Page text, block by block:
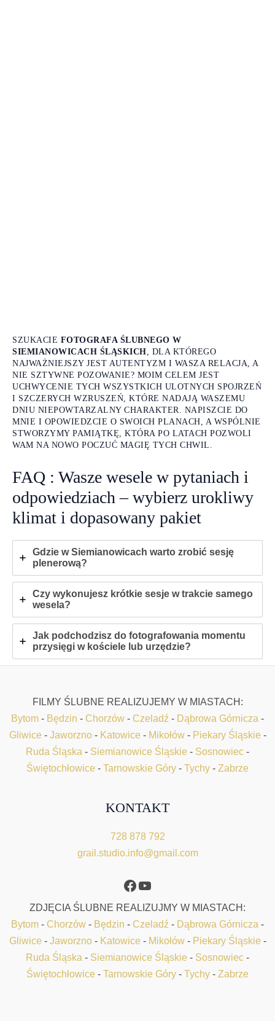
SZUKACIE FOTOGRAFA ŚLUBNEGO W
SIEMIANOWICACH ŚLĄSKICH, DLA KTÓREGO
NAJWAŻNIEJSZY JEST AUTENTYZM I WASZA RELACJA, A
NIE SZTYWNE POZOWANIE? MOIM CELEM JEST
UCHWYCENIE TYCH WSZYSTKICH ULOTNYCH SPOJRZEŃ
I SZCZERYCH WZRUSZEŃ, KTÓRE NADAJĄ WASZEMU
DNIU NIEPOWTARZALNY CHARAKTER. NAPISZCIE DO
MNIE I OPOWIEDZCIE O SWOICH PLANACH, A WSPÓLNIE
STWORZYMY PAMIĄTKĘ, KTÓRA PO LATACH POZWOLI
WAM NA NOWO POCZUĆ MAGIĘ TYCH CHWIL.
FAQ : Wasze wesele w pytaniach i
odpowiedziach – wybierz urokliwy
klimat i dopasowany pakiet
Gdzie w Siemianowicach warto zrobić sesję
plenerową?
Czy wykonujesz krótkie sesje w trakcie samego
wesela?
Jak podchodzisz do fotografowania momentu
przysięgi w kościele lub urzędzie?
FILMY ŚLUBNE REALIZUJEMY W MIASTACH:
Bytom - Będzin - Chorzów - Czeladź - Dąbrowa Górnicza -
Gliwice- Jaworzno- Katowice- Mikołów- Piekary Śląskie-
Ruda Śląska - Siemianowice Śląskie - Sosnowiec -
Świętochłowice - Tarnowskie Góry - Tychy - Zabrze
KONTAKT
728 878 792
grail.studio.info@gmail.com
Facebook
YouTube
ZDJĘCIA ŚLUBNE REALIZUJMY W MIASTACH:
Bytom - Chorzów - Będzin - Czeladź - Dąbrowa Górnicza -
Gliwice- Jaworzno- Katowice- Mikołów- Piekary Śląskie-
Ruda Śląska - Siemianowice Śląskie - Sosnowiec -
Świętochłowice - Tarnowskie Góry - Tychy - Zabrze